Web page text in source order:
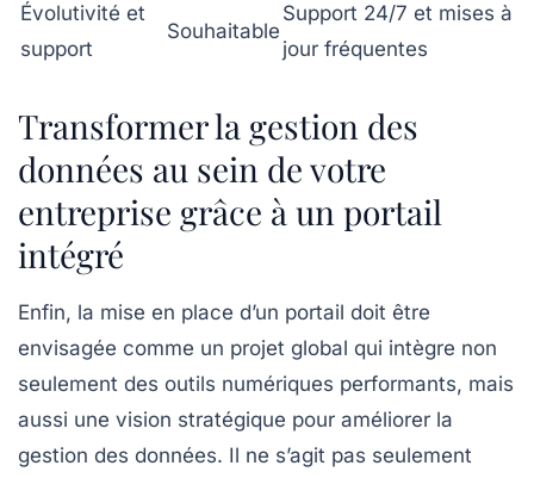
Évolutivité et
support
Souhaitable
Support 24/7 et mises à
jour fréquentes
Transformer la gestion des
données au sein de votre
entreprise grâce à un portail
intégré
Enfin, la mise en place d’un portail doit être
envisagée comme un projet global qui intègre non
seulement des outils numériques performants, mais
aussi une vision stratégique pour améliorer la
gestion des données. Il ne s’agit pas seulement